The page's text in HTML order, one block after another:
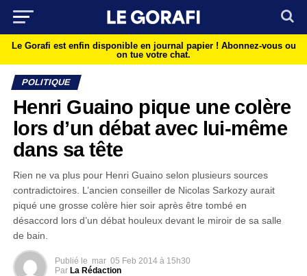
Le Gorafi est enfin disponible en journal papier ! Abonnez-vous ou
on tue votre chat.
POLITIQUE
Henri Guaino pique une colère
lors d’un débat avec lui-même
dans sa tête
Rien ne va plus pour Henri Guaino selon plusieurs sources
contradictoires. L’ancien conseiller de Nicolas Sarkozy aurait
piqué une grosse colère hier soir après être tombé en
désaccord lors d’un débat houleux devant le miroir de sa salle
de bain.
Publié le mar 05 Feb 2014 à 15h30
Par La Rédaction